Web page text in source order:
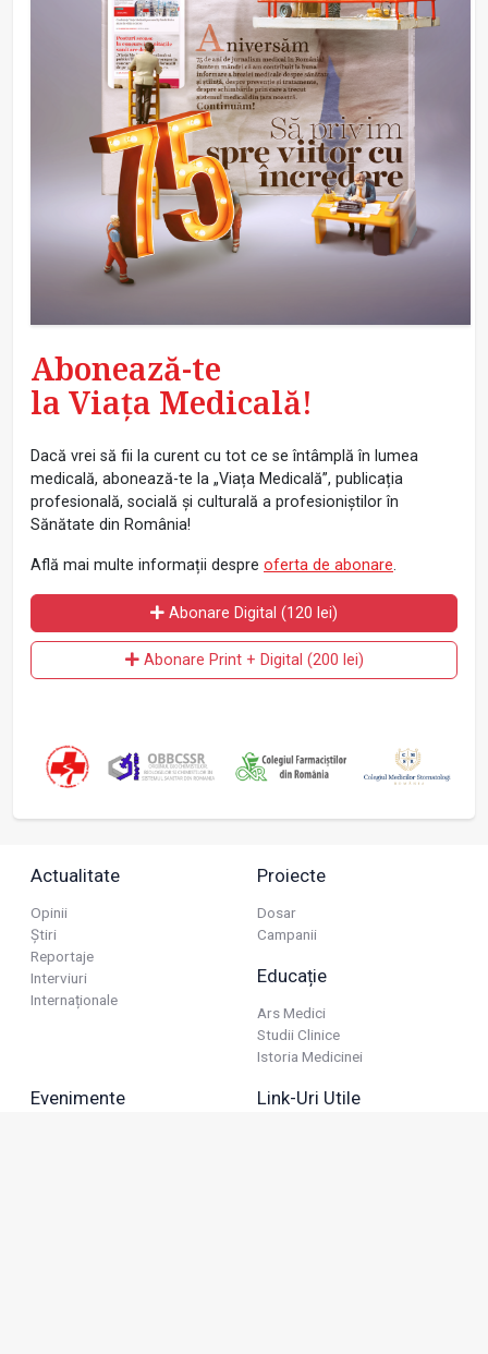
Abonează-te
la Viața Medicală!
Dacă vrei să fii la curent cu tot ce se întâmplă în lumea
medicală, abonează-te la „Viața Medicală”, publicația
profesională, socială și culturală a profesioniștilor în
Sănătate din România!
Află mai multe informații despre oferta de abonare.
Abonare Digital (120 lei)
Abonare Print + Digital (200 lei)
Actualitate
Opinii
Știri
Reportaje
Interviuri
Internaționale
Proiecte
Dosar
Campanii
Educație
Ars Medici
Studii Clinice
Istoria Medicinei
Evenimente Link-Uri Utile